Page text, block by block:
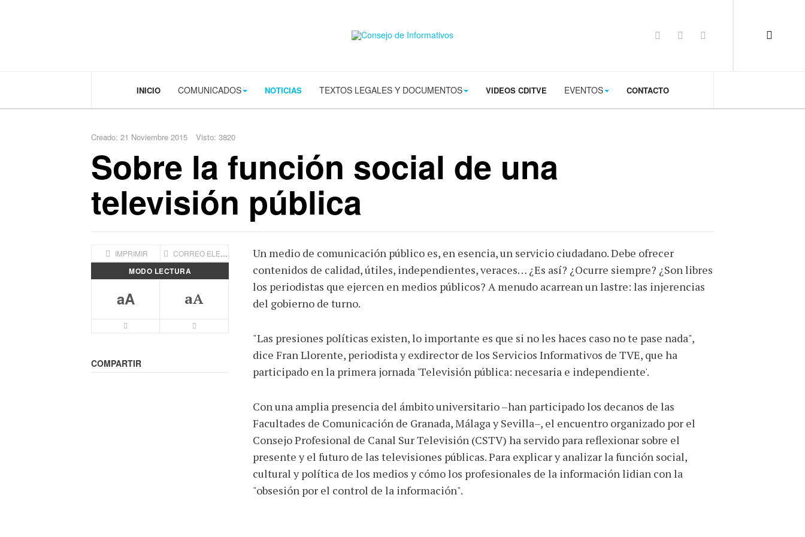
INICIO COMUNICADOS NOTICIAS TEXTOS LEGALES Y DOCUMENTOS VIDEOS CDITVE EVENTOS CONTACTO
Creado: 21 Noviembre 2015 Visto: 3820
Sobre la función social de una
televisión pública
IMPRIMIR CORREO ELECTRÓNICO
MODO LECTURA
aA aA
Letra mas pequeña
COMPARTIR
Un medio de comunicación público es, en esencia, un servicio ciudadano. Debe ofrecer
contenidos de calidad, útiles, independientes, veraces… ¿Es así? ¿Ocurre siempre? ¿Son libres
los periodistas que ejercen en medios públicos? A menudo acarrean un lastre: las injerencias
del gobierno de turno.
"Las presiones políticas existen, lo importante es que si no les haces caso no te pase nada",
dice Fran Llorente, periodista y exdirector de los Servicios Informativos de TVE, que ha
participado en la primera jornada 'Televisión pública: necesaria e independiente'.
Con una amplia presencia del ámbito universitario –han participado los decanos de las
Facultades de Comunicación de Granada, Málaga y Sevilla–, el encuentro organizado por el
Consejo Profesional de Canal Sur Televisión (CSTV) ha servido para reflexionar sobre el
presente y el futuro de las televisiones públicas. Para explicar y analizar la función social,
cultural y política de los medios y cómo los profesionales de la información lidian con la
"obsesión por el control de la información".